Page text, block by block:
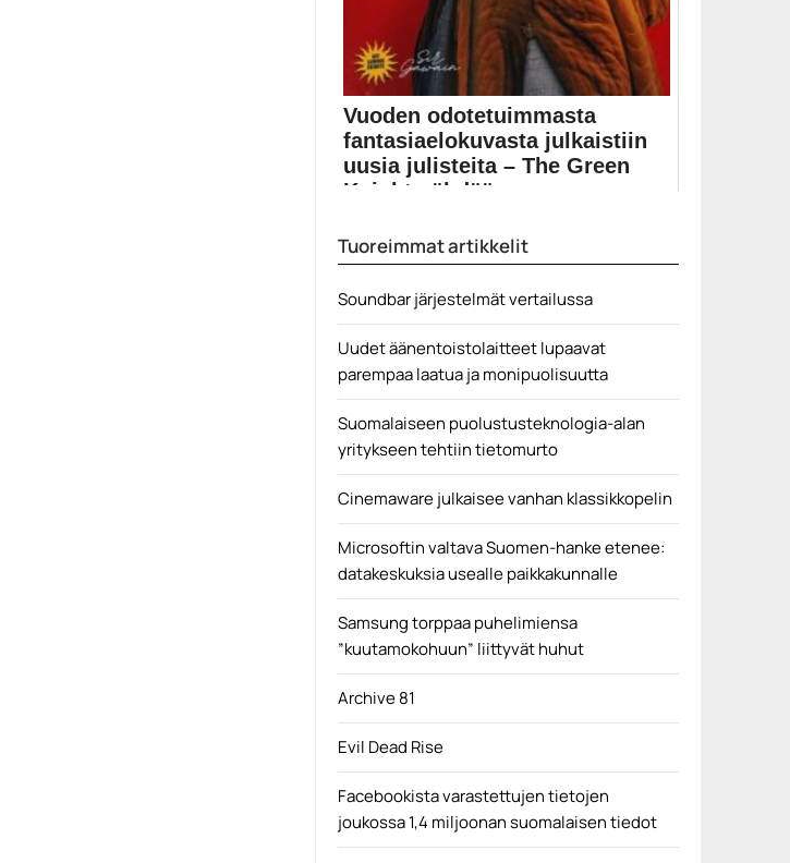
Vuoden odotetuimmasta
fantasiaelokuvasta julkaistiin
uusia julisteita – The Green
Knight nähdään syy...
Green...
A24
Tuoreimmat artikkelit
Soundbar järjestelmät vertailussa
Uudet äänentoistolaitteet lupaavat
parempaa laatua ja monipuolisuutta
Suomalaiseen puolustusteknologia-alan
yritykseen tehtiin tietomurto
Cinemaware julkaisee vanhan klassikkopelin
Microsoftin valtava Suomen-hanke etenee:
datakeskuksia usealle paikkakunnalle
Samsung torppaa puhelimiensa
”kuutamokohuun” liittyvät huhut
Archive 81
Evil Dead Rise
Facebookista varastettujen tietojen
joukossa 1,4 miljoonan suomalaisen tiedot